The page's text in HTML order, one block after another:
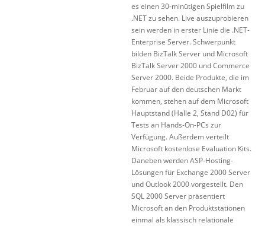
es einen 30-minütigen Spielfilm zu
.NET zu sehen. Live auszuprobieren
sein werden in erster Linie die .NET-
Enterprise Server. Schwerpunkt
bilden BizTalk Server und Microsoft
BizTalk Server 2000 und Commerce
Server 2000. Beide Produkte, die im
Februar auf den deutschen Markt
kommen, stehen auf dem Microsoft
Hauptstand (Halle 2, Stand D02) für
Tests an Hands-On-PCs zur
Verfügung. Außerdem verteilt
Microsoft kostenlose Evaluation Kits.
Daneben werden ASP-Hosting-
Lösungen für Exchange 2000 Server
und Outlook 2000 vorgestellt. Den
SQL 2000 Server präsentiert
Microsoft an den Produktstationen
einmal als klassisch relationale